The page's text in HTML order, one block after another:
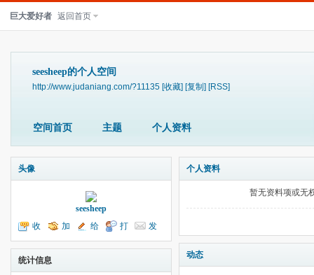
巨大爱好者 返回首页
seesheep的个人空间
http://www.judaniang.com/?11135 [收藏] [复制] [RSS]
空间首页 主题 个人资料
头像
seesheep
收
听TA
加
为好友
给
我留言
打
个招呼
发
送消息
统计信息
个人资料
暂无资料项或无
动态